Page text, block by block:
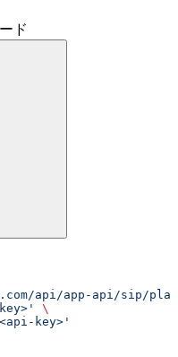
ド
api/app-api/sip/
\
key>'